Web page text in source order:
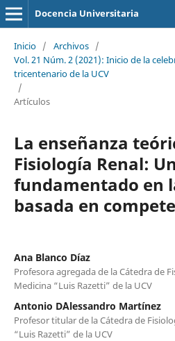
Docencia Universitaria
Inicio / Archivos /
Vol. 21 Núm. 2 (2021): Inicio de la
tricentenario de la UCV
/
Artículos
La enseñanza
Fisiología Renal:
fundamentado en
basada en
Ana Blanco Díaz
Profesora agregada de la Cátedra de
Medicina “Luis Razetti” de la UCV
Antonio D´Alessandro Martínez
Profesor titular de la Cátedra de
“Luis Razetti” de la UCV